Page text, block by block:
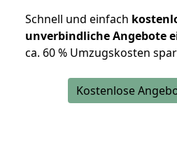
Schnell und einfach
unverbindliche Angebote
ca. 60 % Umzugskosten
Kostenlose